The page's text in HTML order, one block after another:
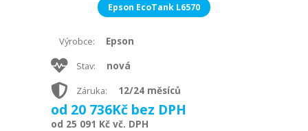
Epson EcoTank L6570
Výrobce: Epson
Stav: nová
Záruka: 12/24 měsíců
od 20 736Kč bez DPH
od 25 091 Kč vč. DPH